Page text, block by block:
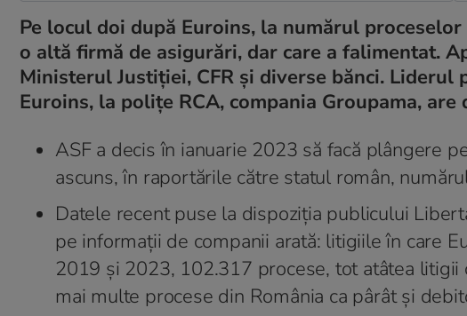
Pe locul doi după Euroins, la numărul
o altă firmă de asigurări, dar care a falimentat.
Ministerul Justiției, CFR și diverse bănci.
Euroins, la polițe RCA, compania Groupama,
ASF a decis în ianuarie 2023 să facă plângere
ascuns, în raportările către statul român,
Datele recent puse la dispoziția publicului
pe informații de companii arată: litigiile în care
2019 și 2023, 102.317 procese, tot atâtea litigii
mai multe procese din România ca pârât și